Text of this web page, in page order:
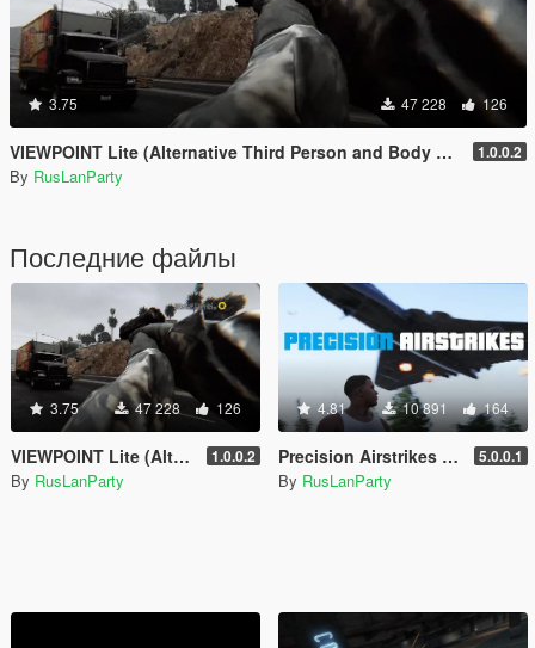
3.75 47 228 126
VIEWPOINT Lite (Alternative Third Person and Body Cameras) 1.0.0.2
By RusLanParty
Последние файлы
3.75 47 228 126
VIEWPOINT Lite (Alternative Third Person and Body Cameras) 1.0.0.2
By RusLanParty
4.81 10 891 164
Precision Airstrikes [.NET] 5.0.0.1
By RusLanParty